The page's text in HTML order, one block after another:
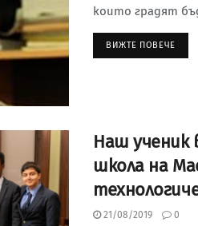
които градят
ВИЖТЕ ПОВЕЧЕ
Наш ученик
школа на
21/08/2019 0